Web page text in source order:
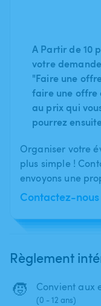
A Partir de 10
votre
"Faire une
faire une offre
au prix qui
pourrez
Organiser votre
plus simple !
envoyons une
Contactez-nous
Règlement
🧒 Convient aux
(0 - 12 ans)